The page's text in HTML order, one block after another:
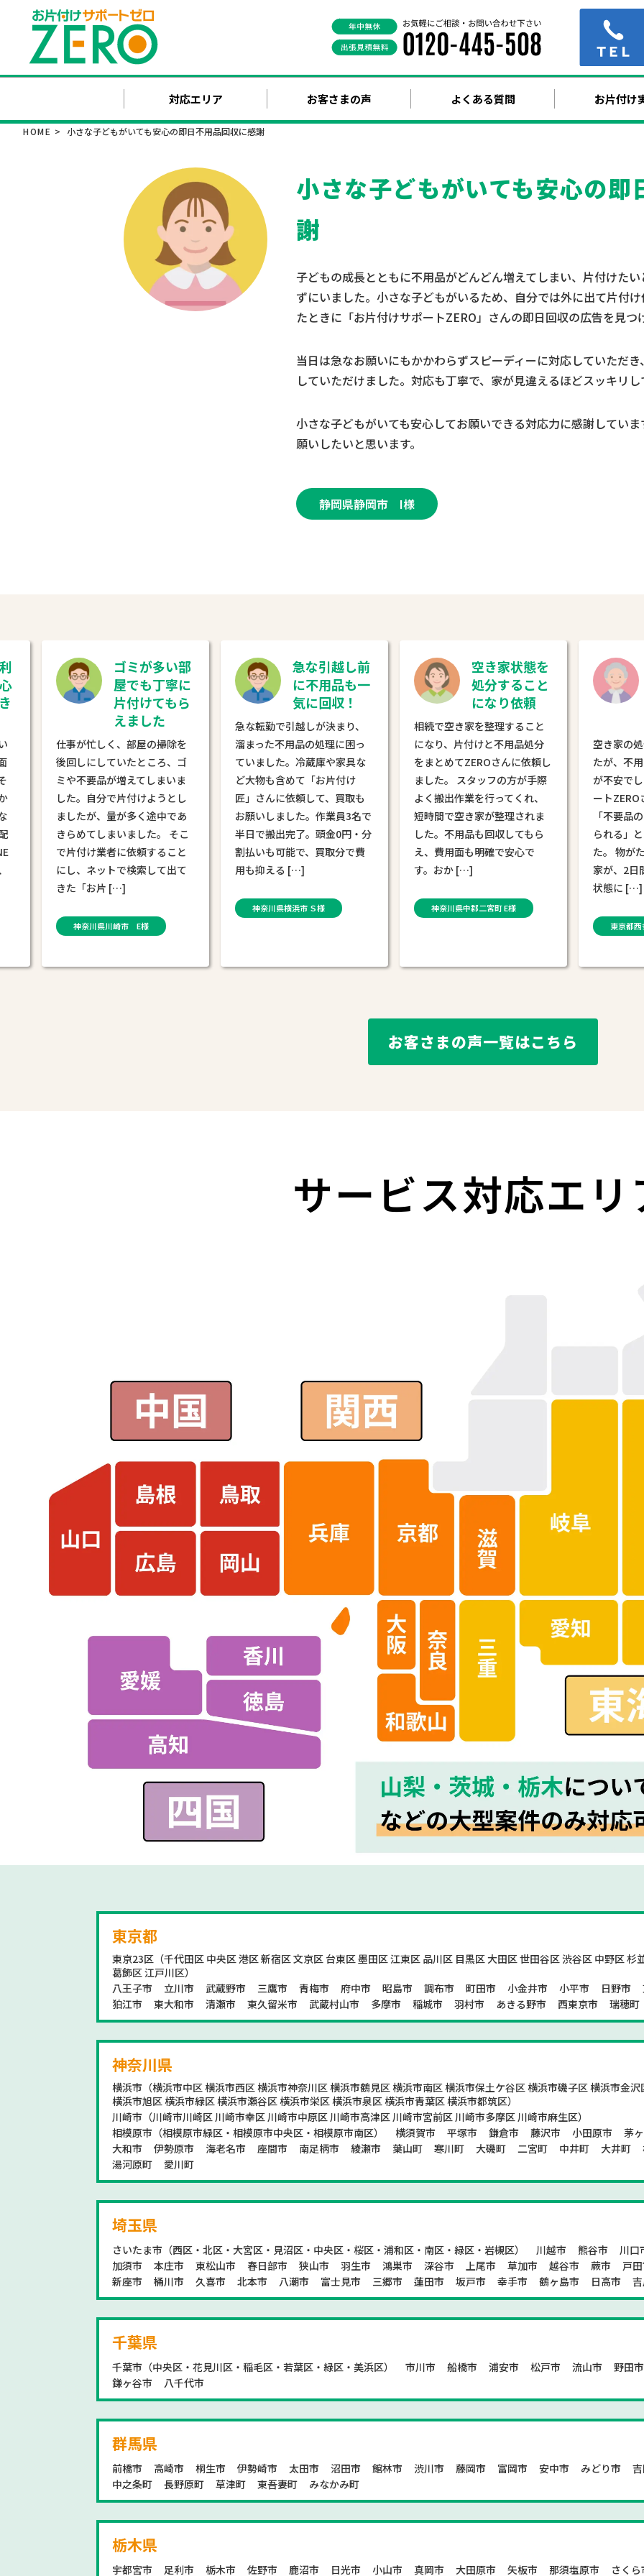
対応エリア お客さまの声 よくある質問 お片付け
HOME > 小さな子どもがいても安心の即日不用品回収に感謝
小さな子どもがいても安心の即
謝
子どもの成長とともに不用品がどんどん増えてしまい、片付けた
ずにいました。小さな子どもがいるため、自分では外に出て片付
たときに「お片付けサポートZERO」さんの即日回収の広告を見つ
当日は急なお願いにもかかわらずスピーディーに対応していただ
していただけました。対応も丁寧で、家が見違えるほどスッキリ
小さな子どもがいても安心してお願いできる対応力に感謝してい
願いしたいと思います。
静岡県静岡市 I様
ゴミが多い部
屋でも丁寧に
片付けてもら
えました
仕事が忙しく、部屋の掃除を
後回しにしていたところ、ゴ
ミや不要品が増えてしまいま
した。自分で片付けようとし
ましたが、量が多く途中であ
きらめてしまいました。 そこ
で片付け業者に依頼すること
にし、ネットで検索して出て
きた「お片 […]
神奈川県川崎市 E様
急な引越し前
に不用品も一
気に回収！
急な転勤で引越しが決まり、
溜まった不用品の処理に困っ
ていました。冷蔵庫や家具な
ど大物も含めて「お片付け
匠」さんに依頼して、買取も
お願いしました。作業員3名で
半日で搬出完了。頭金0円・分
割払いも可能で、買取分で費
用も抑える […]
神奈川県横浜市 Ｓ様
空き家状態を
処分すること
になり依頼
相続で空き家を整理すること
になり、片付けと不用品処分
をまとめてZEROさんに依頼し
ました。 スタッフの方が手際
よく搬出作業を行ってくれ、
短時間で空き家が整理されま
した。不用品も回収してもら
え、費用面も明確で安心で
す。おか […]
神奈川県中郡二宮町 E様
不
で
え
空き家の処分を
たが、不用品が
が不安でした。
ートZEROさん
「不要品の買取
られる」と聞き
た。 物がたま
家が、2日間で
状態に […]
東京都西多摩郡
お客さまの声一覧はこちら
サービス対応エリ
東京都
東京23区（千代田区 中央区 港区 新宿区 文京区 台東区 墨田区 江東区 品川区 目黒区 大田区 世田谷区 渋谷区 中野区
葛飾区 江戸川区）
八王子市
立川市 武蔵野市 三鷹市 青梅市 府中市 昭島市 調布市 町田市 小金井市 小平市 日野市
狛江市
東大和市 清瀬市 東久留米市 武蔵村山市 多摩市 稲城市 羽村市 あきる野市 西東京市 瑞穂町
神奈川県
横浜市（横浜市中区 横浜市西区 横浜市神奈川区 横浜市鶴見区 横浜市南区 横浜市保土ケ谷区 横浜市磯子区 横浜市金
横浜市旭区 横浜市緑区 横浜市瀬谷区 横浜市栄区 横浜市泉区 横浜市青葉区 横浜市都筑区）
川崎市（川崎市川崎区 川崎市幸区 川崎市中原区 川崎市高津区 川崎市宮前区 川崎市多摩区 川崎市麻生区）
相模原市（相模原市緑区・相模原市中央区・相模原市南区）
横須賀市 平塚市 鎌倉市 藤沢市 小田原市
茅
大和市
伊勢原市 海老名市 座間市 南足柄市 綾瀬市 葉山町 寒川町 大磯町 二宮町 中井町 大井町
湯河原町
愛川町
埼玉県
さいたま市（西区・北区・大宮区・見沼区・中央区・桜区・浦和区・南区・緑区・岩槻区） 川越市 熊谷市
川口
加須市
本庄市 東松山市 春日部市 狭山市 羽生市 鴻巣市 深谷市 上尾市 草加市 越谷市 蕨市
戸
新座市
桶川市 久喜市 北本市 八潮市 富士見市 三郷市 蓮田市 坂戸市 幸手市 鶴ヶ島市 日高市
千葉県
千葉市（中央区・花見川区・稲毛区・若葉区・緑区・美浜区） 市川市 船橋市 浦安市 松戸市 流山市
野田市
鎌ヶ谷市
八千代市
群馬県
前橋市 高崎市 桐生市 伊勢崎市 太田市 沼田市 館林市 渋川市 藤岡市 富岡市 安中市 みどり市
中之条町
長野原町 草津町 東吾妻町 みなかみ町
栃木県
宇都宮市 足利市 栃木市 佐野市 鹿沼市 日光市 小山市 真岡市 大田原市 矢板市 那須塩原市 さく